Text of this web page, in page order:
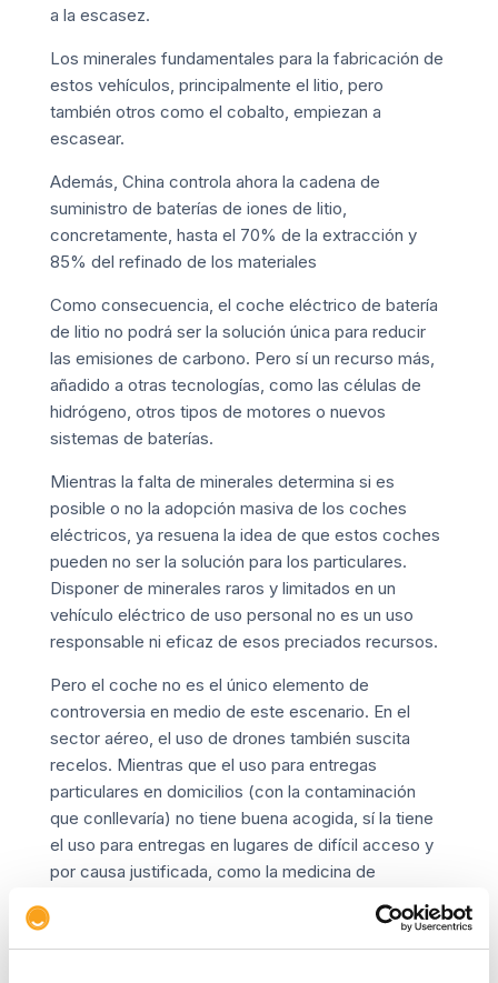
a la escasez.
Los minerales fundamentales para la fabricación de
estos vehículos, principalmente el litio, pero
también otros como el cobalto, empiezan a
escasear.
Además, China controla ahora la cadena de
suministro de baterías de iones de litio,
concretamente, hasta el 70% de la extracción y
85% del refinado de los materiales
Como consecuencia, el coche eléctrico de batería
de litio no podrá ser la solución única para reducir
las emisiones de carbono. Pero sí un recurso más,
añadido a otras tecnologías, como las células de
hidrógeno, otros tipos de motores o nuevos
sistemas de baterías.
Mientras la falta de minerales determina si es
posible o no la adopción masiva de los coches
eléctricos, ya resuena la idea de que estos coches
pueden no ser la solución para los particulares.
Disponer de minerales raros y limitados en un
vehículo eléctrico de uso personal no es un uso
responsable ni eficaz de esos preciados recursos.
Pero el coche no es el único elemento de
controversia en medio de este escenario. En el
sector aéreo, el uso de drones también suscita
recelos. Mientras que el uso para entregas
particulares en domicilios (con la contaminación
que conllevaría) no tiene buena acogida, sí la tiene
el uso para entregas en lugares de difícil acceso y
por causa justificada, como la medicina de